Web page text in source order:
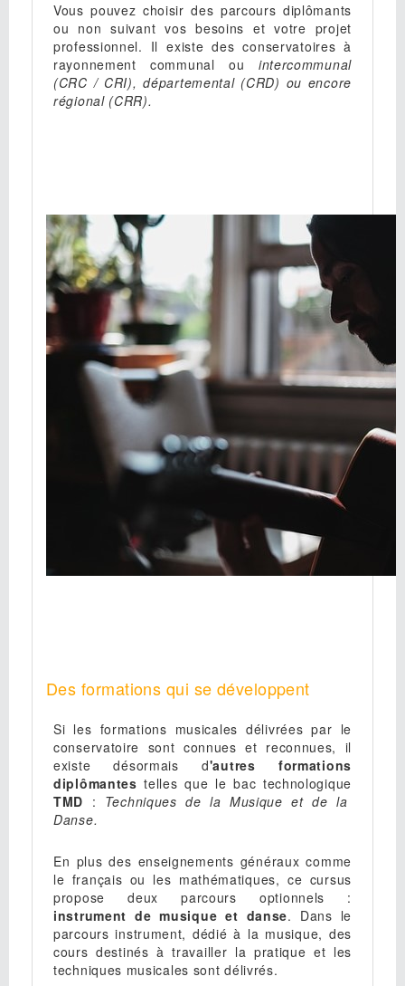
Vous pouvez choisir des parcours diplômants
ou non suivant vos besoins et votre projet
professionnel. Il existe des conservatoires à
rayonnement communal ou intercommunal
(CRC / CRI), départemental (CRD) ou encore
régional (CRR).
Des formations qui se développent
Si les formations musicales délivrées par le
conservatoire sont connues et reconnues, il
existe désormais d'autres formations
diplômantes telles que le bac technologique
TMD : Techniques de la Musique et de la
Danse.
En plus des enseignements généraux comme
le français ou les mathématiques, ce cursus
propose deux parcours optionnels :
instrument de musique et danse. Dans le
parcours instrument, dédié à la musique, des
cours destinés à travailler la pratique et les
techniques musicales sont délivrés.